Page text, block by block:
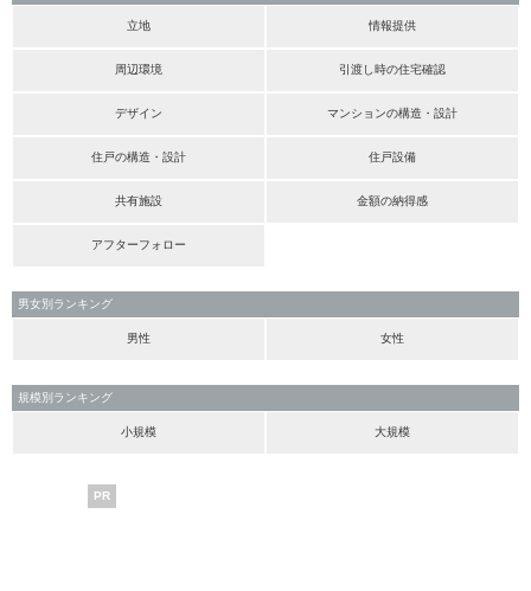
立地 情報提供
周辺環境 引渡し時の住宅確認
デザイン マンションの構造・設計
住戸の構造・設計 住戸設備
共有施設 金額の納得感
アフターフォロー
男女別ランキング
男性 女性
規模別ランキング
小規模 大規模
PR